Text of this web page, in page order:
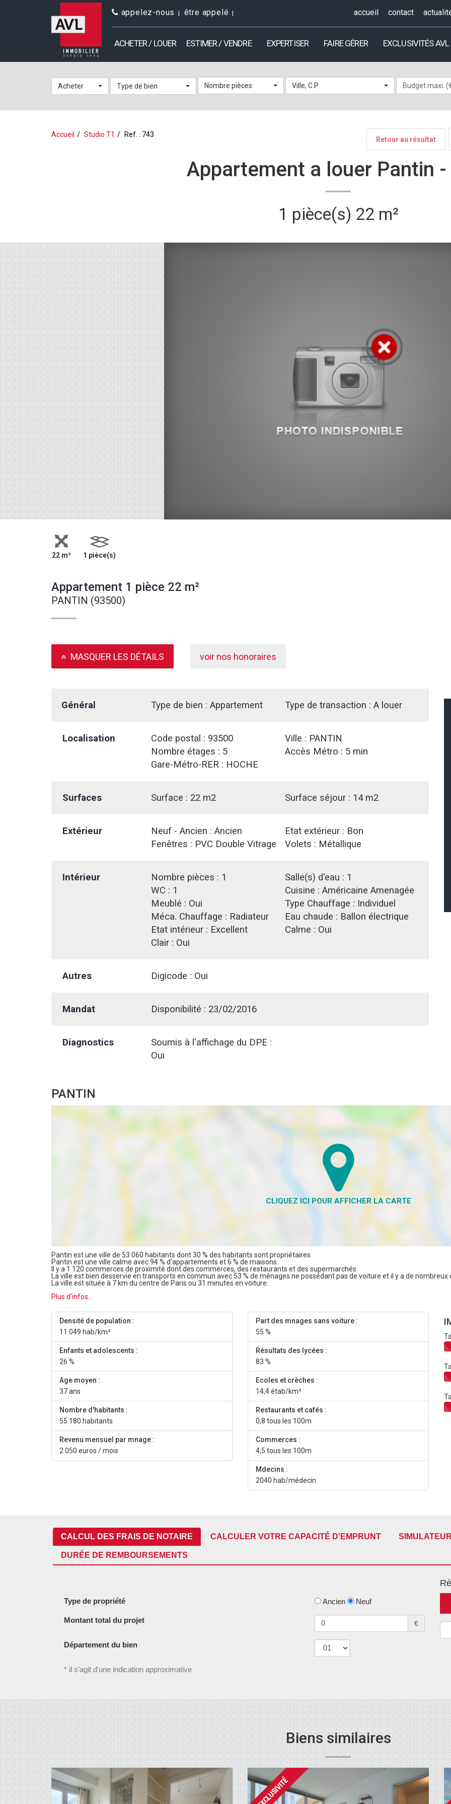
appelez-nous être appelé accueil contact
ACHETER / LOUER ESTIMER / VENDRE EXPERTISER FAIRE GÉRER EXCLUSIVITÉS AVL
Acheter Type de bien Nombre pièces Ville, C.P
Accueil Studio T1 Ref. : 743
Retour au résultat
Appartement a louer Pantin -
1 pièce(s) 22 m²
22 m² 1 pièce(s)
Appartement 1 pièce 22 m²
PANTIN (93500)
MASQUER LES DÉTAILS voir nos honoraires
Général Type de bien : Appartement Type de transaction : A louer
Localisation Code postal : 93500 Ville : PANTIN
Nombre étages : 5 Accès Métro : 5 min
Gare-Métro-RER : HOCHE
Surfaces Surface : 22 m2 Surface séjour : 14 m2
Extérieur Neuf - Ancien : Ancien Etat extérieur : Bon
Fenêtres : PVC Double Vitrage Volets : Métallique
Intérieur Nombre pièces : 1 Salle(s) d'eau : 1
WC : 1 Cuisine : Américaine Amenagée
Meublé : Oui Type Chauffage : Individuel
Méca. Chauffage : Radiateur Eau chaude : Ballon électrique
Etat intérieur : Excellent Calme : Oui
Clair : Oui
Autres Digicode : Oui
Mandat Disponibilité : 23/02/2016
Diagnostics
Soumis à l'affichage du DPE :
Oui
PANTIN
Pantin est une ville de 53 060 habitants dont 30 % des habitants sont propriétaires.
Pantin est une ville calme avec 94 % d'appartements et 6 % de maisons.
Il y a 1 120 commerces de proximité dont des commerces, des restaurants et des supermarchés.
La ville est bien desservie en transports en commun avec 53 % de ménages ne possédant pas de voiture et il y a de nombreux
La ville est située à 7 km du centre de Paris ou 31 minutes en voiture.
Plus d'infos...
Densité de population :
11 049 hab/km²
Enfants et adolescents :
26 %
Age moyen :
37 ans
Nombre d'habitants :
55 180 habitants
Revenu mensuel par mnage :
2 050 euros / mois
Part des mnages sans voiture :
55 %
Résultats des lycées :
83 %
Ecoles et crèches :
14,4 étab/km²
Restaurants et cafés :
0,8 tous les 100m
Commerces :
4,5 tous les 100m
Mdecins :
2040 hab/médecin
CALCUL DES FRAIS DE NOTAIRE CALCULER VOTRE CAPACITÉ D'EMPRUNT
DURÉE DE REMBOURSEMENTS
Type de propriété Ancien Neuf
Montant total du projet €
Département du bien
* il s'agit d'une indication approximative
Biens similaires